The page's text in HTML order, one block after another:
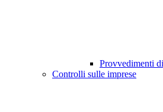
Provvedimenti
Controlli sulle imprese